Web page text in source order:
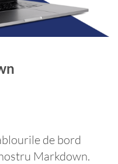
de bord
Markdown.